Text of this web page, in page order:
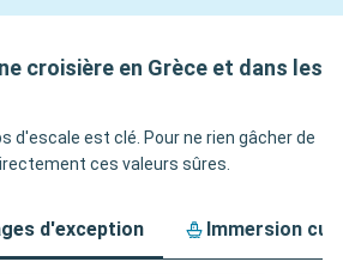
croisière en Grèce et dans les
d'escale est clé. Pour ne rien gâcher de
ces valeurs sûres.
d'exception Immersion